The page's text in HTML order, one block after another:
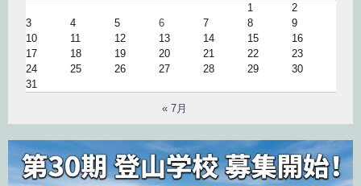
1
2
3
4 5 6 7 8
9
10
11 12 13 14 15
16
17
18 19 20 21 22
23
24
25 26 27 28 29
30
31
« 7月